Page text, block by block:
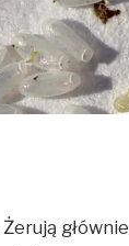
Żerują głównie